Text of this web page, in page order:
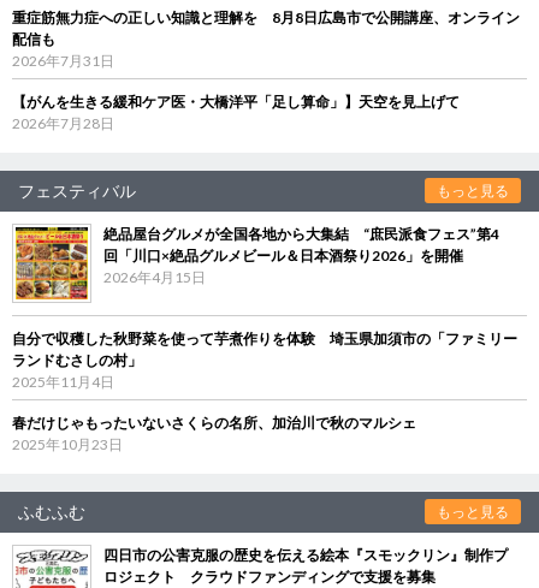
重症筋無力症への正しい知識と理解を 8月8日広島市で公開講座、オンライン
配信も
2026年7月31日
【がんを生きる緩和ケア医・大橋洋平「足し算命」】天空を見上げて
2026年7月28日
フェスティバル もっと見る
絶品屋台グルメが全国各地から大集結 “庶民派食フェス”第4
回「川口×絶品グルメビール＆日本酒祭り2026」を開催
2026年4月15日
自分で収穫した秋野菜を使って芋煮作りを体験 埼玉県加須市の「ファミリー
ランドむさしの村」
2025年11月4日
春だけじゃもったいないさくらの名所、加治川で秋のマルシェ
2025年10月23日
ふむふむ もっと見る
四日市の公害克服の歴史を伝える絵本『スモックリン』制作プ
ロジェクト クラウドファンディングで支援を募集